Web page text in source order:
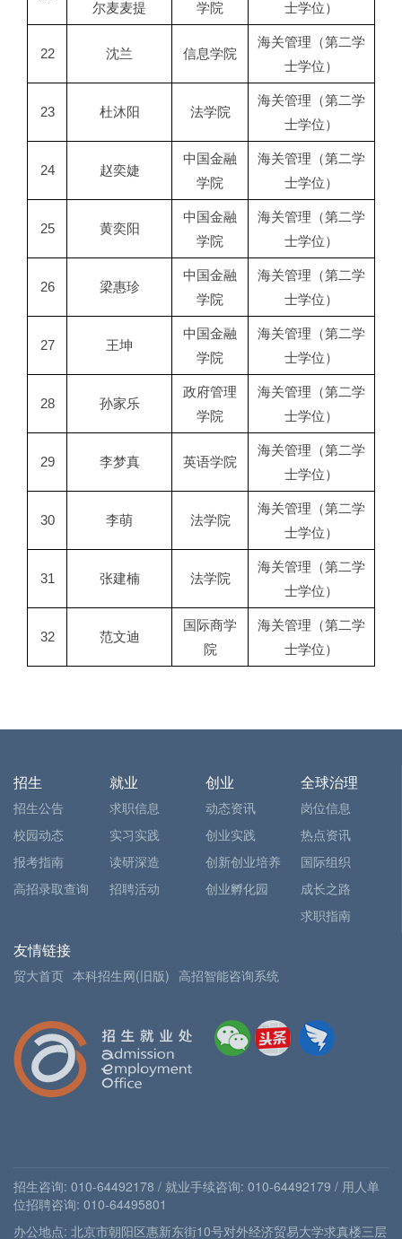
尔麦麦提
学院
士学位）
22 沈兰 信息学院
海关管理（第二学
士学位）
23 杜沐阳 法学院
海关管理（第二学
士学位）
24 赵奕婕
中国金融
学院
海关管理（第二学
士学位）
25 黄奕阳
中国金融
学院
海关管理（第二学
士学位）
26 梁惠珍
中国金融
学院
海关管理（第二学
士学位）
27 王坤
中国金融
学院
海关管理（第二学
士学位）
28 孙家乐
政府管理
学院
海关管理（第二学
士学位）
29 李梦真 英语学院
海关管理（第二学
士学位）
30 李萌 法学院
海关管理（第二学
士学位）
31 张建楠 法学院
海关管理（第二学
士学位）
32 范文迪
国际商学
院
海关管理（第二学
士学位）
招生
招生公告
校园动态
报考指南
高招录取查询
就业
求职信息
实习实践
读研深造
招聘活动
创业
动态资讯
创业实践
创新创业培养
创业孵化园
全球治理
岗位信息
热点资讯
国际组织
成长之路
求职指南
友情链接
贸大首页 本科招生网(旧版) 高招智能咨询系统
招生咨询: 010-64492178 / 就业手续咨询: 010-64492179 / 用人单
位招聘咨询: 010-64495801
办公地点: 北京市朝阳区惠新东街10号对外经济贸易大学求真楼三层